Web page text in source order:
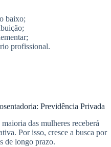
baixo;
profissional.
Previdência Privada
das mulheres receberá
Por isso, cresce a busca por
de longo prazo.